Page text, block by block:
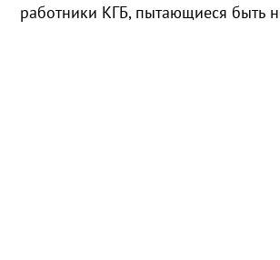
работники КГБ, пытающиеся быть